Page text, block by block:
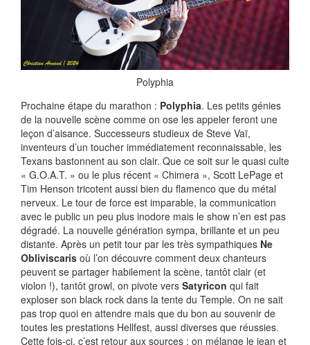
Polyphia
Prochaine étape du marathon : Polyphia. Les petits génies
de la nouvelle scène comme on ose les appeler feront une
leçon d’aisance. Successeurs studieux de Steve Vaï,
inventeurs d’un toucher immédiatement reconnaissable, les
Texans bastonnent au son clair. Que ce soit sur le quasi culte
« G.O.A.T. » ou le plus récent « Chimera », Scott LePage et
Tim Henson tricotent aussi bien du flamenco que du métal
nerveux. Le tour de force est imparable, la communication
avec le public un peu plus inodore mais le show n’en est pas
dégradé. La nouvelle génération sympa, brillante et un peu
distante. Après un petit tour par les très sympathiques Ne
Obliviscaris où l’on découvre comment deux chanteurs
peuvent se partager habilement la scène, tantôt clair (et
violon !), tantôt growl, on pivote vers Satyricon qui fait
exploser son black rock dans la tente du Temple. On ne sait
pas trop quoi en attendre mais que du bon au souvenir de
toutes les prestations Hellfest, aussi diverses que réussies.
Cette fois-ci, c’est retour aux sources : on mélange le jean et